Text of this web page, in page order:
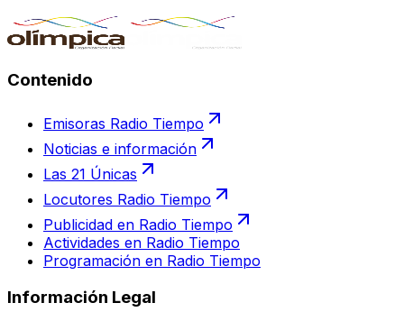
Contenido
Emisoras Radio Tiempo
Noticias e información
Las 21 Únicas
Locutores Radio Tiempo
Publicidad en Radio Tiempo
Actividades en Radio Tiempo
Programación en Radio Tiempo
Información Legal